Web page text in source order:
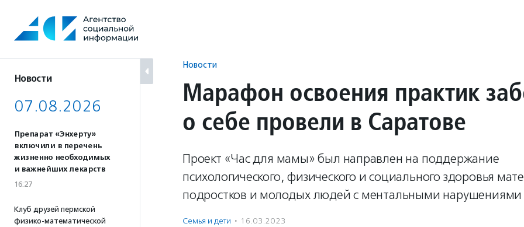
содержанию
Новости
07.08.2026
Препарат «Энхерту»
включили в перечень
жизненно необходимых
и важнейших лекарств
16:27
Клуб друзей пермской
физико-математической
Новости
Марафон освоения практик
о себе провели в Саратове
Проект «Час для мамы» был направлен на поддержание
психологического, физического и социального здоровья
подростков и молодых людей с ментальными нарушениями
Семья и дети · 16.03.2023